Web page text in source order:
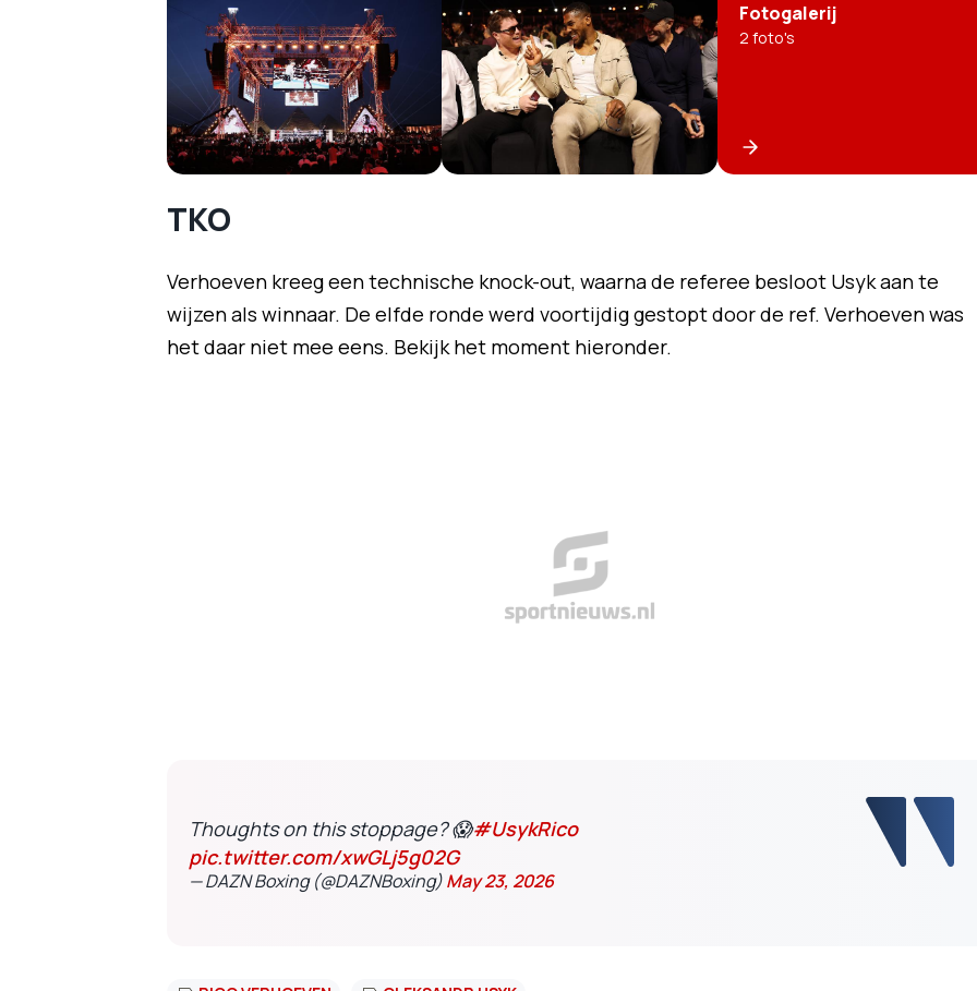
Fotogalerij
2 foto's
TKO
Verhoeven kreeg een technische knock-out, waarna de referee besloot Usyk aan te
wijzen als winnaar. De elfde ronde werd voortijdig gestopt door de ref. Verhoeven was
het daar niet mee eens. Bekijk het moment hieronder.
Thoughts on this stoppage? 😱#UsykRico
pic.twitter.com/xwGLj5g02G
— DAZN Boxing (@DAZNBoxing)May 23, 2026